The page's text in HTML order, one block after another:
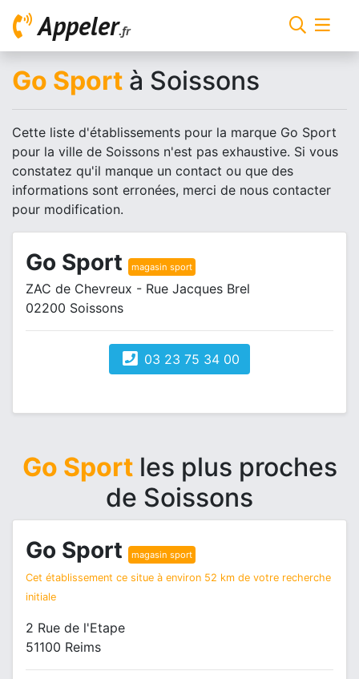
Appeler.fr
Go Sport à Soissons
Cette liste d'établissements pour la marque Go Sport
pour la ville de Soissons n'est pas exhaustive. Si vous
constatez qu'il manque un contact ou que des
informations sont erronées, merci de nous contacter
pour modification.
Go Sport magasin sport
ZAC de Chevreux - Rue Jacques Brel
02200 Soissons
03 23 75 34 00
Go Sportles plus proches
de Soissons
Go Sport magasin sport
Cet établissement ce situe à environ 52 km de votre recherche
initiale
2 Rue de l'Etape
51100 Reims